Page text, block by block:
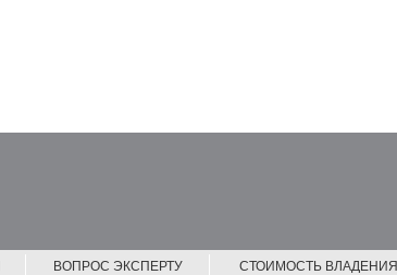
ВОПРОС ЭКСПЕРТУ СТОИМОСТЬ ВЛАДЕНИЯ